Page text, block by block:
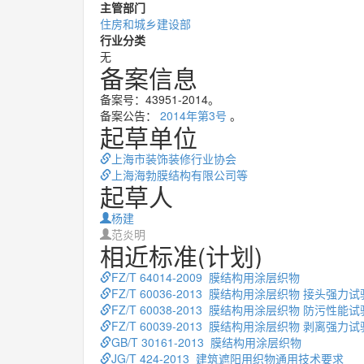
主管部门
住房和城乡建设部
行业分类
无
备案信息
备案号：43951-2014。
备案公告： 2014年第3号 。
起草单位
上海市装饰装修行业协会
上海海勃膜结构有限公司等
起草人
杨建
范炎明
相近标准(计划)
FZ/T 64014-2009 膜结构用涂层织物
FZ/T 60036-2013 膜结构用涂层织物 接头强力试
FZ/T 60038-2013 膜结构用涂层织物 防污性能试
FZ/T 60039-2013 膜结构用涂层织物 剥离强力试
GB/T 30161-2013 膜结构用涂层织物
JG/T 424-2013 建筑遮阳用织物通用技术要求